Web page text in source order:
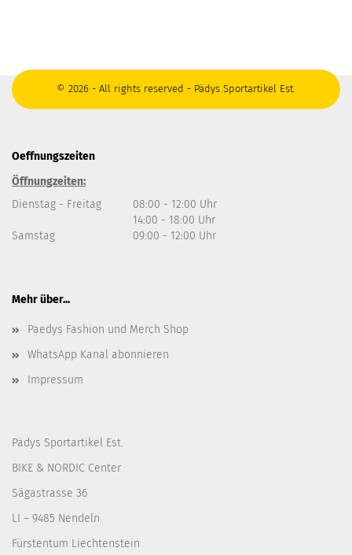
© 2026 - All rights reserved - Pädys Sportartikel Est.
Oeffnungszeiten
Öffnungzeiten:
Dienstag - Freitag
08:00 - 12:00 Uhr
14:00 - 18:00 Uhr
Samstag
09:00 - 12:00 Uhr
Mehr über...
Paedys Fashion und Merch Shop
WhatsApp Kanal abonnieren
Impressum
Pädys Sportartikel Est.
BIKE & NORDIC Center
Sägastrasse 36
LI – 9485 Nendeln
Fürstentum Liechtenstein